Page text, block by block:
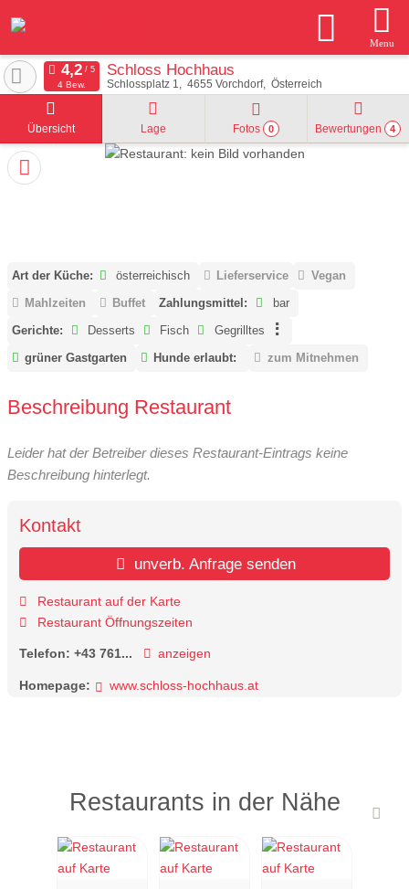
Menu
Schloss Hochhaus
Schlossplatz 1 4655 Vorchdorf Österreich
4 Bew.
Übersicht Lage Fotos 0 Bewertungen 4
Art der Küche: österreichisch Lieferservice
Vegan
Mahlzeiten
Buffet Zahlungsmittel:
bar
Gerichte:
Desserts Fisch
Gegrilltes
grüner Gastgarten
Hunde erlaubt: zum Mitnehmen
Beschreibung Restaurant
Leider hat der Betreiber dieses Restaurant-Eintrags keine
Beschreibung hinterlegt.
Kontakt
unverb. Anfrage senden
Restaurant auf der Karte
Restaurant Öffnungszeiten
Telefon: +43 761... anzeigen
Homepage: www.schloss-hochhaus.at
Restaurants in der Nähe